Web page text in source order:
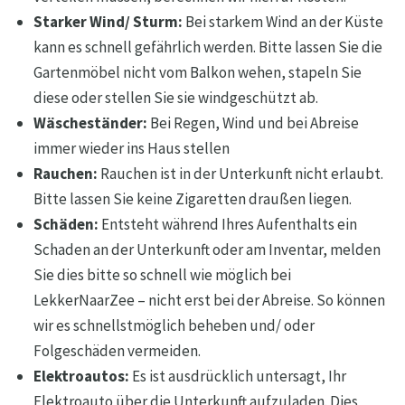
Starker Wind/ Sturm: Bei starkem Wind an der Küste
kann es schnell gefährlich werden. Bitte lassen Sie die
Gartenmöbel nicht vom Balkon wehen, stapeln Sie
diese oder stellen Sie sie windgeschützt ab.
Wäscheständer: Bei Regen, Wind und bei Abreise
immer wieder ins Haus stellen
Rauchen: Rauchen ist in der Unterkunft nicht erlaubt.
Bitte lassen Sie keine Zigaretten draußen liegen.
Schäden: Entsteht während Ihres Aufenthalts ein
Schaden an der Unterkunft oder am Inventar, melden
Sie dies bitte so schnell wie möglich bei
LekkerNaarZee – nicht erst bei der Abreise. So können
wir es schnellstmöglich beheben und/ oder
Folgeschäden vermeiden.
Elektroautos: Es ist ausdrücklich untersagt, Ihr